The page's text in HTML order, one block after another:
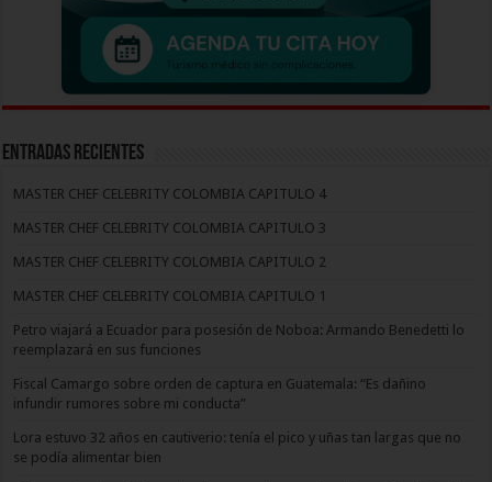
Entradas recientes
MASTER CHEF CELEBRITY COLOMBIA CAPITULO 4
MASTER CHEF CELEBRITY COLOMBIA CAPITULO 3
MASTER CHEF CELEBRITY COLOMBIA CAPITULO 2
MASTER CHEF CELEBRITY COLOMBIA CAPITULO 1
Petro viajará a Ecuador para posesión de Noboa: Armando Benedetti lo
reemplazará en sus funciones
Fiscal Camargo sobre orden de captura en Guatemala: “Es dañino
infundir rumores sobre mi conducta”
Lora estuvo 32 años en cautiverio: tenía el pico y uñas tan largas que no
se podía alimentar bien